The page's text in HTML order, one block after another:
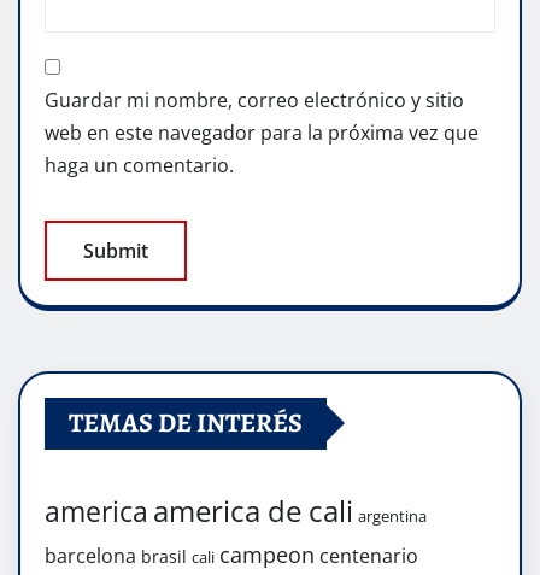
Guardar mi nombre, correo electrónico y sitio
web en este navegador para la próxima vez que
haga un comentario.
TEMAS DE INTERÉS
america america de cali argentina
barcelona brasil cali campeon centenario